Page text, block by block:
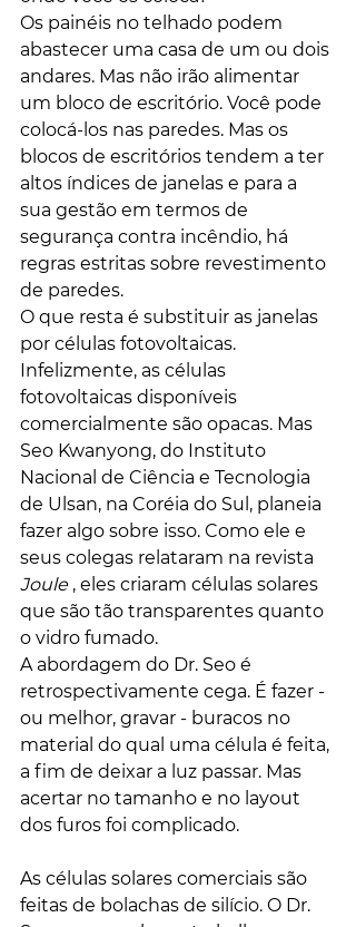
Os painéis no telhado podem
abastecer uma casa de um ou dois
andares. Mas não irão alimentar
um bloco de escritório. Você pode
colocá-los nas paredes. Mas os
blocos de escritórios tendem a ter
altos índices de janelas e para a
sua gestão em termos de
segurança contra incêndio, há
regras estritas sobre revestimento
de paredes.
O que resta é substituir as janelas
por células fotovoltaicas.
Infelizmente, as células
fotovoltaicas disponíveis
comercialmente são opacas. Mas
Seo Kwanyong, do Instituto
Nacional de Ciência e Tecnologia
de Ulsan, na Coréia do Sul, planeia
fazer algo sobre isso. Como ele e
seus colegas relataram na revista
Joule , eles criaram células solares
que são tão transparentes quanto
o vidro fumado.
A abordagem do Dr. Seo é
retrospectivamente cega. É fazer -
ou melhor, gravar - buracos no
material do qual uma célula é feita,
a fim de deixar a luz passar. Mas
acertar no tamanho e no layout
dos furos foi complicado.
As células solares comerciais são
feitas de bolachas de silício. O Dr.